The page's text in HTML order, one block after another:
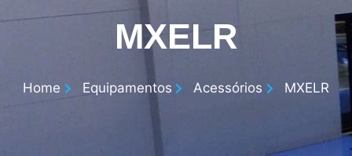
MXELR
Home Equipamentos Acessórios MXELR